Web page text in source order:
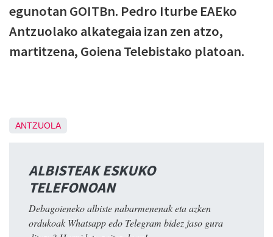
egunotan GOITBn. Pedro Iturbe EAEko
Antzuolako alkategaia izan zen atzo,
martitzena, Goiena Telebistako platoan.
ANTZUOLA
ALBISTEAK ESKUKO
TELEFONOAN
Debagoieneko albiste nabarmenenak eta azken
ordukoak Whatsapp edo Telegram bidez jaso gura